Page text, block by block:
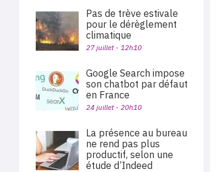
Pas de trève estivale
pour le dérèglement
climatique
27 juillet - 12h10
Google Search impose
son chatbot par défaut
en France
24 juillet - 20h10
La présence au bureau
ne rend pas plus
productif, selon une
étude d’Indeed